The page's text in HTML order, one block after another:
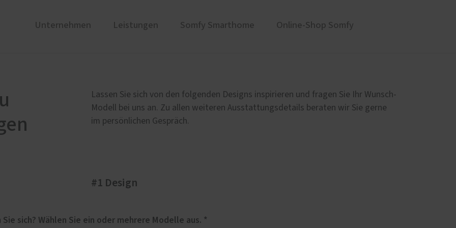
Unternehmen Leistungen
Holz-Aluminium
und Denkmal
Balkontüren
Hebe-Schiebe-Türen
Parallel-Schiebe-Kipp-Türen
Raffstoren von ROMA
Rollladen von ROMA
Sonnenschutz Lösungen Reparaturservice
Somfy Smarthome Online-Shop Somfy
Lassen Sie sich von den folgenden Designs inspirieren und fragen Sie Ihr Wunsch-
Modell bei uns an. Zu allen weiteren Ausstattungsdetails beraten wir Sie gerne
im persönlichen Gespräch.
#1 Design
Für welches Haustüren-Design interessieren Sie sich? Wählen Sie ein oder mehrere Modelle aus. *